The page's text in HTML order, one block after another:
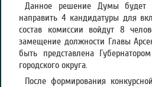
Данное решение Думы будет
направить 4 кандидатуры для
состав комиссии войдут 8
замещение должности Главы
быть представлена
городского округа.
После формирования